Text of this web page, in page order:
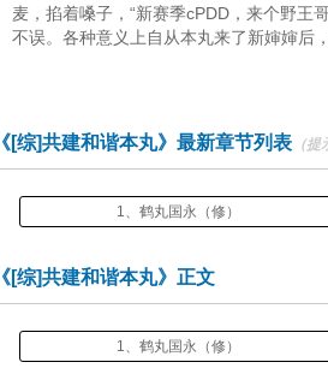
麦，掐着嗓子，“新赛季cPDD，来个野王
不误。各种意义上自从本丸来了新婶婶后
《[综]共建和谐本丸》最新章节列表 （
1、鹤丸国永（修）
《[综]共建和谐本丸》正文
1、鹤丸国永（修）